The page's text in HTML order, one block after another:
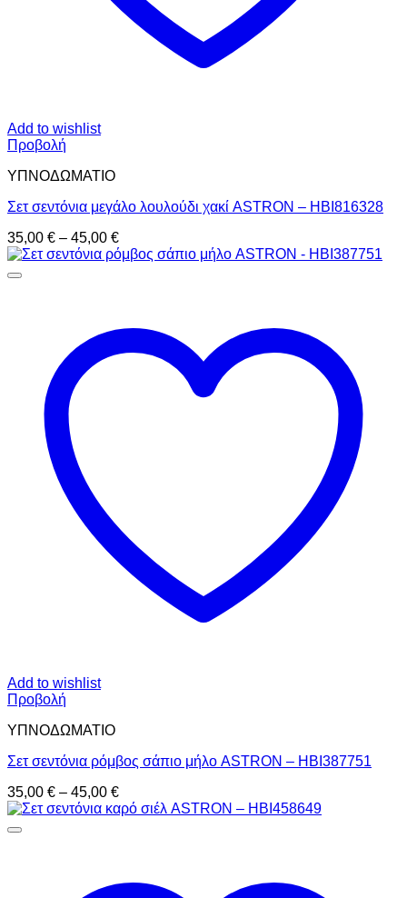
Add to wishlist
Προβολή
ΥΠΝΟΔΩΜΑΤΙO
Σετ σεντόνια μεγάλο λουλούδι χακί ASTRON – HBI816328
35,00 € – 45,00 €Price
range:
Add to wishlist
Προβολή
ΥΠΝΟΔΩΜΑΤΙO
Σετ σεντόνια ρόμβος σάπιο μήλο ASTRON – HBI387751
35,00 € – 45,00 €Price
range: